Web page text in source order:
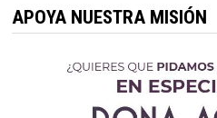
APOYA NUESTRA MISIÓN